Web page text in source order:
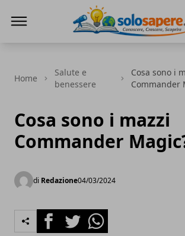
Home
Salute e
benessere
Cosa sono i
Commander
Cosa sono i mazzi
Commander
di Redazione04/03/2024
FacebookTwitterWhatsapp